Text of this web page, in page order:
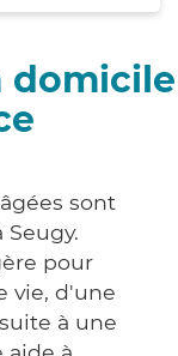
domicile
sont
Seugy.
pour
vie, d'une
à une